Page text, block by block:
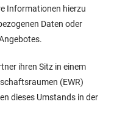
Informationen hierzu
Daten oder
ihren Sitz in einem
(EWR)
dieses Umstands in der